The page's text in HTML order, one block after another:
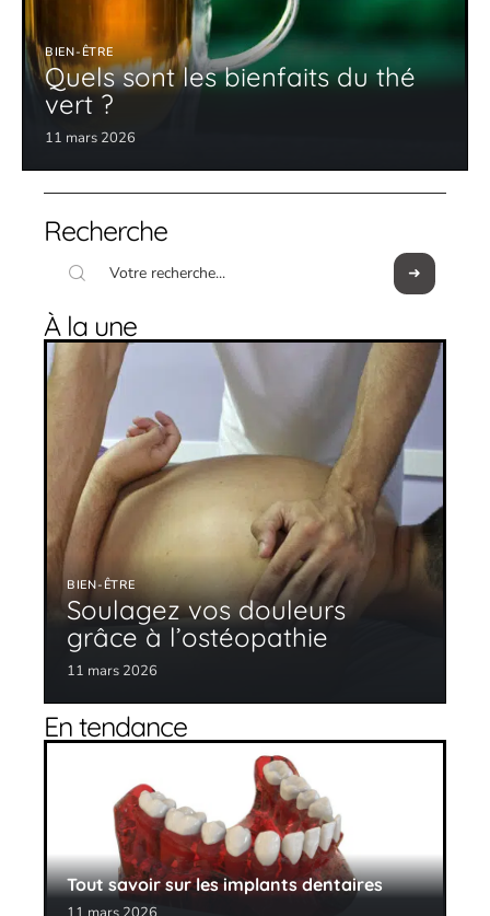
BIEN-ÊTRE
Quels sont les bienfaits du thé
vert ?
11 mars 2026
Recherche
À la une
BIEN-ÊTRE
Soulagez vos douleurs
grâce à l’ostéopathie
11 mars 2026
En tendance
Tout savoir sur les implants dentaires